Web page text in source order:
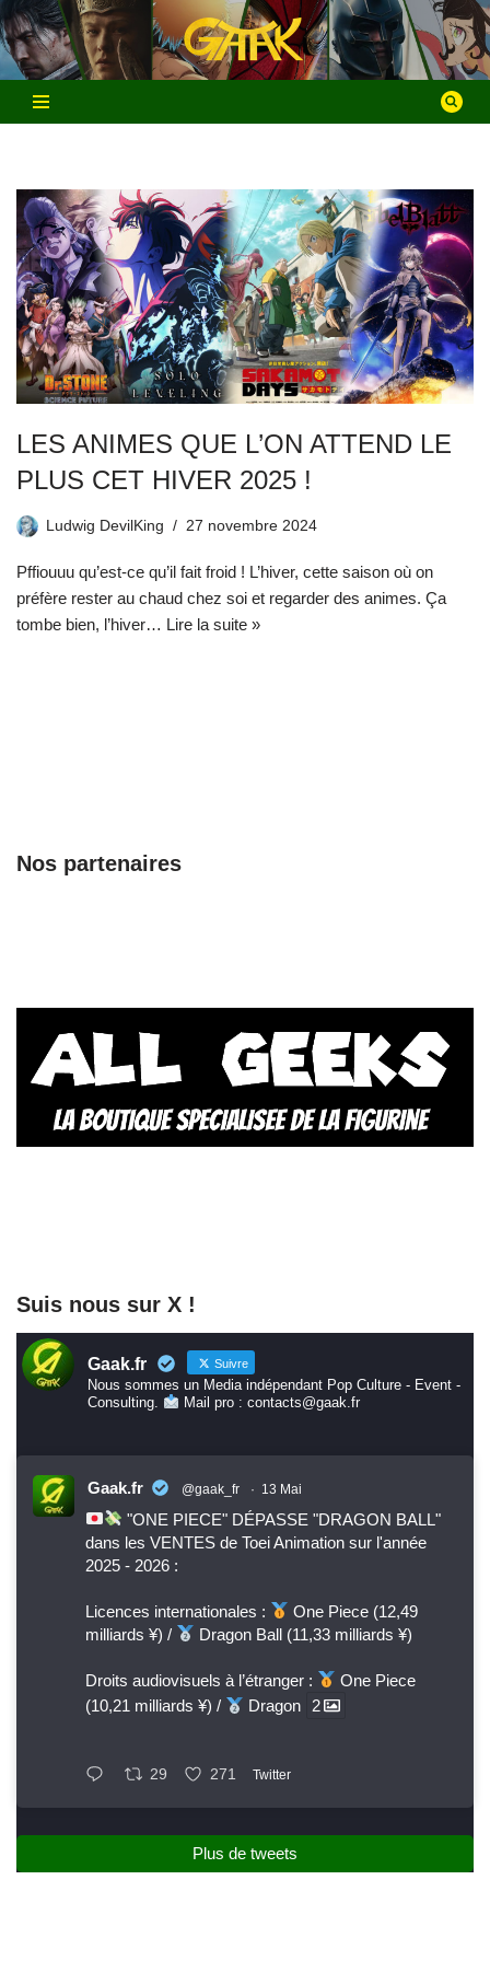
Aller
au
contenu
LES ANIMES QUE L’ON ATTEND LE
PLUS CET HIVER 2025 !
Ludwig DevilKing 27 novembre 2024
Pffiouuu qu’est-ce qu’il fait froid ! L’hiver, cette saison où on
préfère rester au chaud chez soi et regarder des animes. Ça
tombe bien, l’hiver… Lire la suite »
Nos partenaires
Suis nous sur X !
Gaak.fr Suivre
Nous sommes un Media indépendant Pop Culture - Event -
Consulting.
Mail pro : contacts@gaak.fr
Gaak.fr @gaak_fr · 13 Mai
"ONE PIECE" DÉPASSE "DRAGON BALL"
dans les VENTES de Toei Animation sur l'année
2025 - 2026 :
Licences internationales :
One Piece (12,49
milliards ¥) /
Dragon Ball (11,33 milliards ¥)
Droits audiovisuels à l’étranger :
One Piece
(10,21 milliards ¥) /
Dragon 2
29 271 Twitter
Plus de tweets